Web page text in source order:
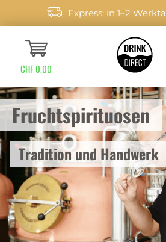
Express: in 1–2
CHF 0.00
Fruchtspirituosen
Tradition und Handwerk